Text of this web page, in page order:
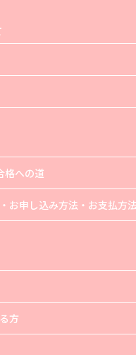
格への道
お申し込み方法・お支払方法
方